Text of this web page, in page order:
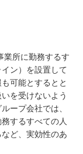
業所に勤務するす
ン）を設置して
可能とするとと
を受けないよう
ープ会社では、
するすべての人
ど、実効性のあ